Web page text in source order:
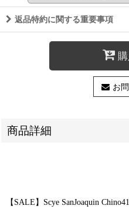
返品特約に関する重要事項
お
商品詳細
【SALE】Scye SanJoaquin